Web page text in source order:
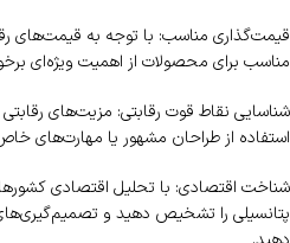
قیمت‌گذاری مناسب: با توجه به قیمت‌های
مناسب برای محصولات از اهمیت ویژه‌ای
شناسایی نقاط قوت رقابتی: مزیت‌های
استفاده از طراحان مشهور یا مهارت‌های
شناخت اقتصادی: با تحلیل اقتصادی
پتانسیلی را تشخیص دهید و تصمیم‌گیری‌های